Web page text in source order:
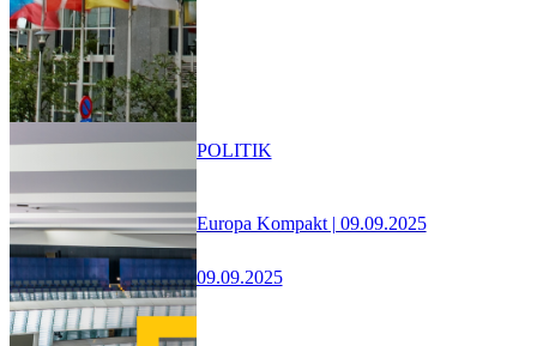
Europa Kompakt | 09.09.2025
09.09.2025
POLITIK